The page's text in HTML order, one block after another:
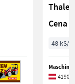
Thaler
Cena
48 kS/
4190